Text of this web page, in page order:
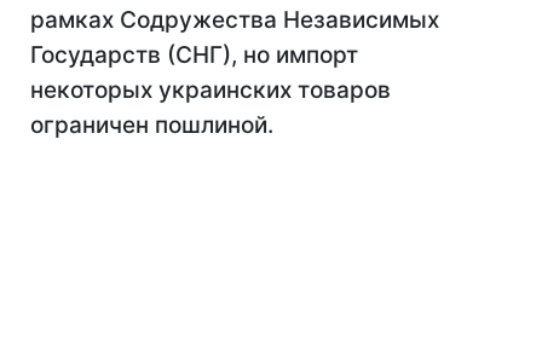
рамках Содружества Независимых
Государств (СНГ), но импорт
некоторых украинских товаров
ограничен пошлиной.